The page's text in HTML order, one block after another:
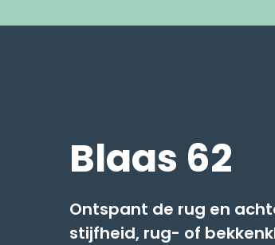
Blaas 62
Ontspant de rug en
stijfheid, rug- of